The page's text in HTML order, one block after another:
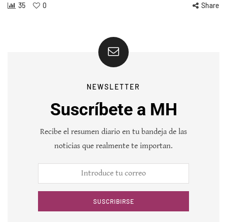
35 0 Share
NEWSLETTER
Suscríbete a MH
Recibe el resumen diario en tu bandeja de las
noticias que realmente te importan.
SUSCRIBIRSE